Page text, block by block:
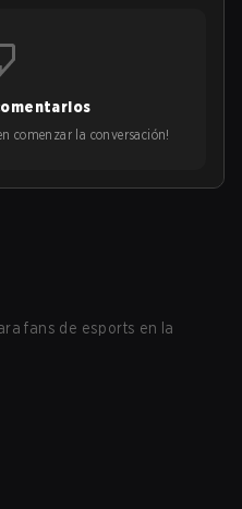
comenzar la conversación!
fans de esports en la